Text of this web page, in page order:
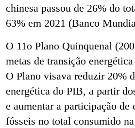
chinesa passou de 26% do
63% em 2021 (Banco
O 11o Plano Quinquenal
metas de transição
O Plano visava reduzir 20%
energética do PIB, a partir
e aumentar a participação de
fósseis no total consumido